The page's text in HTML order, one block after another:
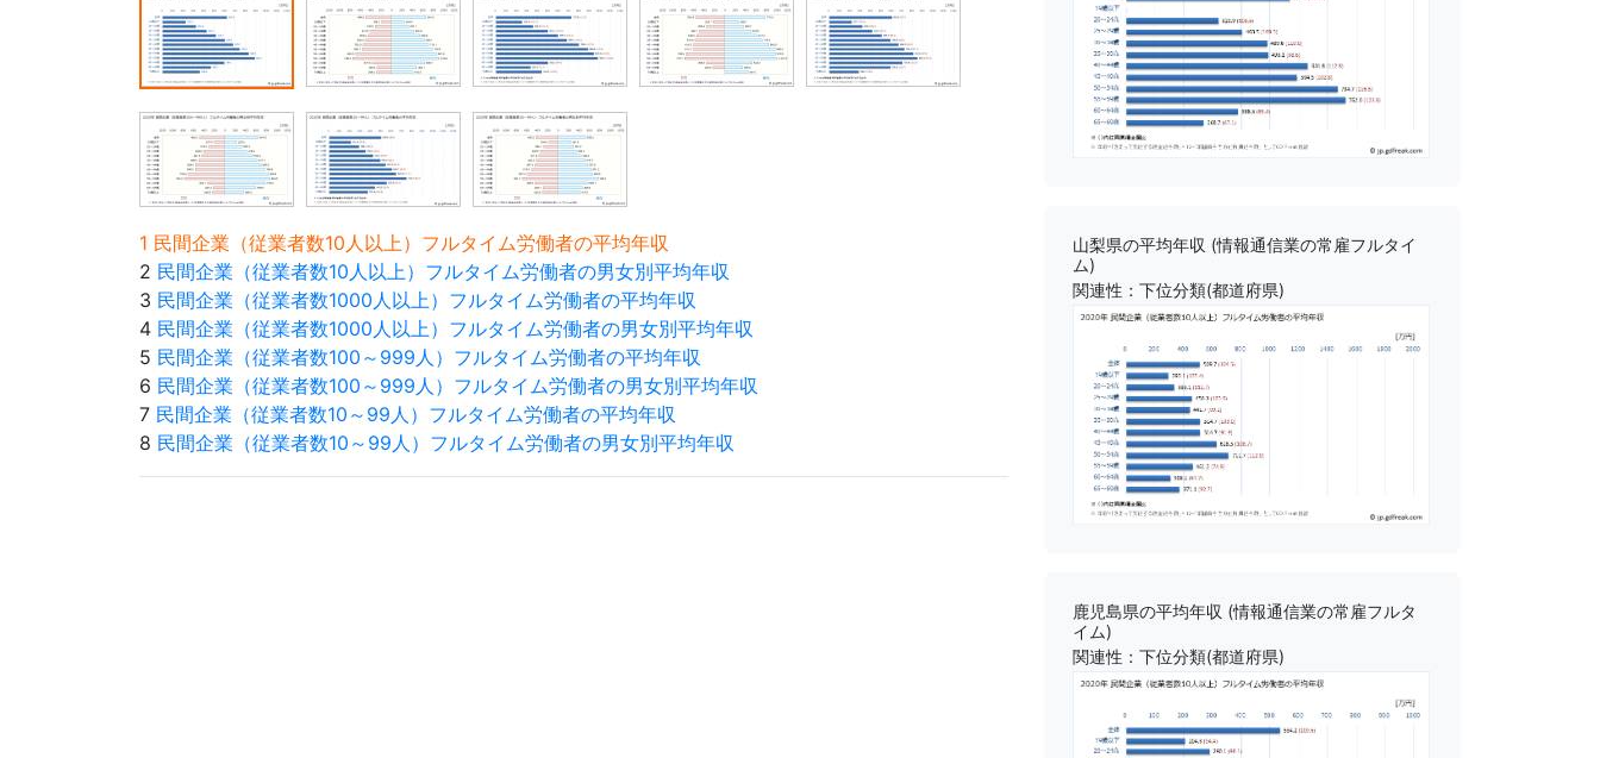
1 民間企業（従業者数10人以上）フルタイム労働者の平均年収
2 民間企業（従業者数10人以上）フルタイム労働者の男女別平均年収
3 民間企業（従業者数1000人以上）フルタイム労働者の平均年収
4 民間企業（従業者数1000人以上）フルタイム労働者の男女別平均年収
5 民間企業（従業者数100～999人）フルタイム労働者の平均年収
6 民間企業（従業者数100～999人）フルタイム労働者の男女別平均年収
7 民間企業（従業者数10～99人）フルタイム労働者の平均年収
8 民間企業（従業者数10～99人）フルタイム労働者の男女別平均年収
山梨県の平均年収 (情報通信業の常雇フルタイ
ム)
関連性：下位分類(都道府県)
鹿児島県の平均年収 (情報通信業の常雇フルタ
イム)
関連性：下位分類(都道府県)